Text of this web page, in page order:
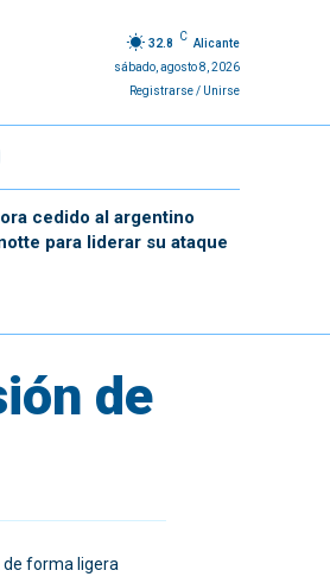
32.8
C
Alicante
sábado, agosto 8, 2026
Registrarse / Unirse
cedido al argentino
para liderar su ataque
de
de forma ligera